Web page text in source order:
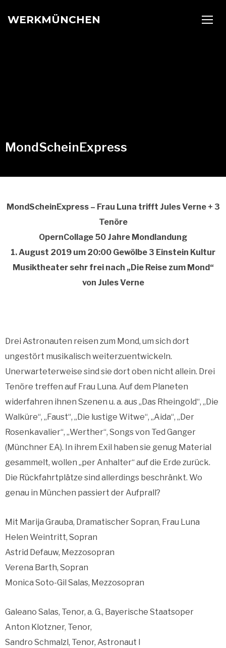
WERKMÜNCHEN
MondScheinExpress
MondScheinExpress – Frau Luna trifft Jules Verne + 3
Tenöre
OpernCollage 50 Jahre Mondlandung
1. August 2019 um 20:00 Gewölbe 3 Einstein Kultur
Musiktheater sehr frei nach „Die Reise zum Mond“
von Jules Verne
Drei Astronauten reisen zum Mond, um sich dort
ungestört musikalisch weiterzuentwickeln.
Unerwarteterweise sind sie dort oben nicht allein. Drei
Tenöre treffen auf Frau Luna. Auf dem Planeten
widerfahren ihnen Szenen u. a. aus „Das Rheingold“, „Die
Walküre“, „Faust“, „Die lustige Witwe“, „Aida“, „Der
Rosenkavalier“, „Werther“, Songs von Ted Ganger
(Münchner EA). In ihrem Exil haben sie genug Material
gesammelt, wollen „per Anhalter“ auf die Erde zurück.
Die Rückfahrtplätze sind allerdings beschränkt. Wo
genau in München passiert der Aufprall?
Mit Marija Grauba, Dramatischer Sopran, Frau Luna
Helen Weintritt, Sopran
Astrid Defauw, Mezzosopran
Verena Barth, Sopran
Monica Soto-Gil Salas, Mezzosopran
Galeano Salas, Tenor, a. G., Bayerische Staatsoper
Anton Klotzner, Tenor,
Sandro Schmalzl, Tenor, Astronaut I